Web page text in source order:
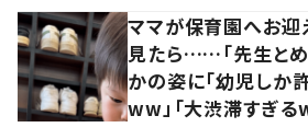
ママが保育園へお
見たら……「先生とめ
かの姿に「幼児しか
ww」「大渋滞すぎる